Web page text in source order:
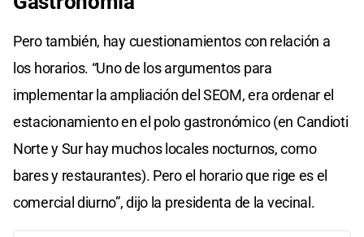
Pero también, hay cuestionamientos con relación a
los horarios. “Uno de los argumentos para
implementar la ampliación del SEOM, era ordenar el
estacionamiento en el polo gastronómico (en Candioti
Norte y Sur hay muchos locales nocturnos, como
bares y restaurantes). Pero el horario que rige es el
comercial diurno”, dijo la presidenta de la vecinal.